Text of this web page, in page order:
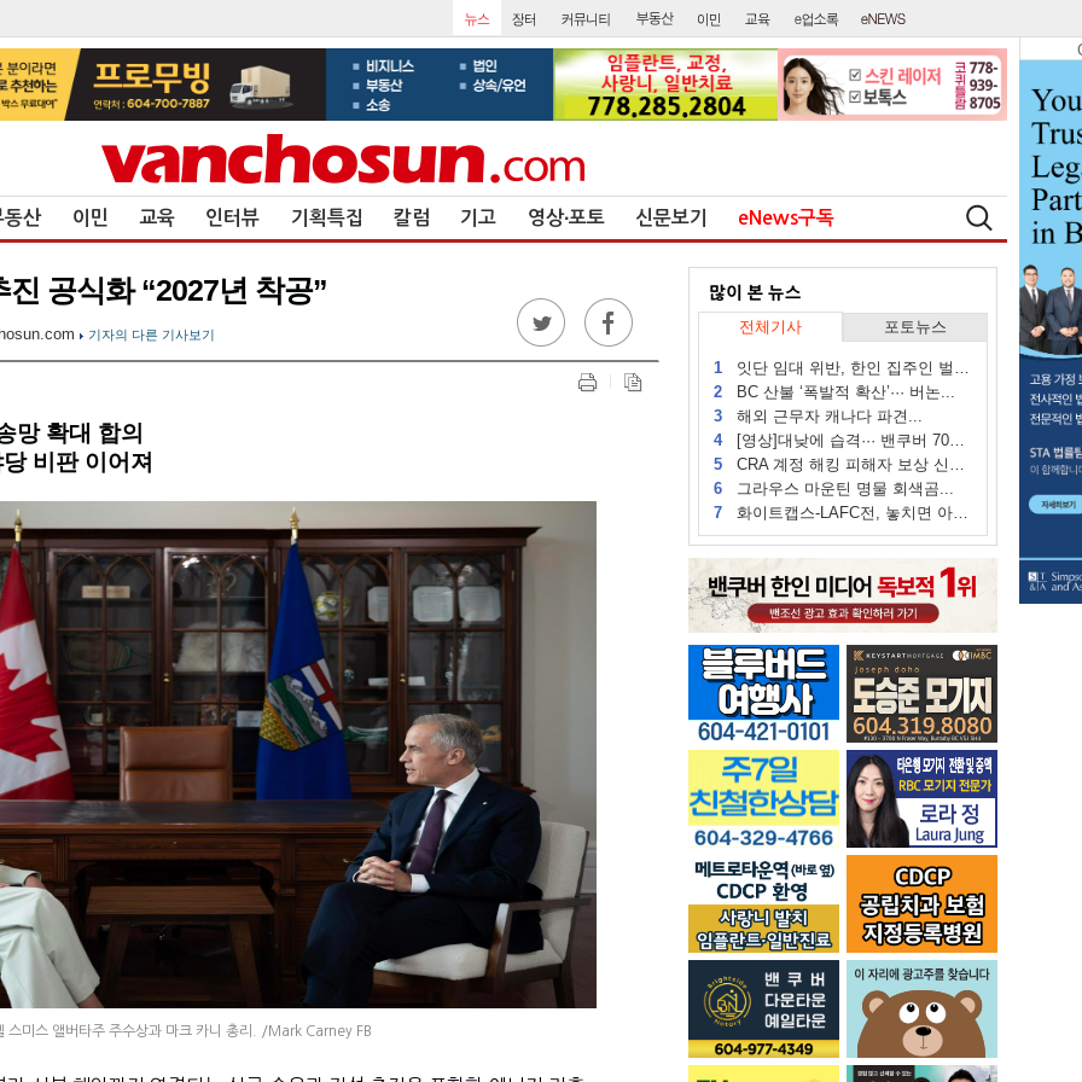
동산 이민 교육 인터뷰 기획특집 칼럼 기고 영상∙포토 신문보기 eNews구독
공식화 “2027년 착공”
기자의 다른 기사보기
망 확대 합의
비판 이어져
스미스 앨버타주 주수상과 마크 카니 총리. /Mark Carney FB
전체기사 포토뉴스
1잇단 임대 위반, 한인 집주인 벌금...
2BC 산불 ‘폭발적 확산’··· 버논...
3해외 근무자 캐나다 파견...
4[영상]대낮에 습격··· 밴쿠버 70대...
5CRA 계정 해킹 피해자 보상 신청 시작
6그라우스 마운틴 명물 회색곰...
7화이트캡스-LAFC전, 놓치면 아쉬운...